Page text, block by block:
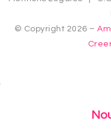
© Copyright 2026 –